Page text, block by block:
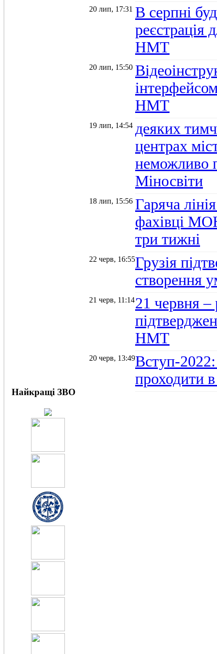
20 лип, 17:31 В серпні
реєстрація
НМТ
20 лип, 15:50
НМТ
19 лип, 14:54 деяких
центрах
неможливо
Міносвіти
18 лип, 15:56 Гаряча
фахівці
три тижні
22 черв, 16:55Грузія
створення
21 черв, 11:1421 червня –
НМТ
20 черв, 13:49Вступ-
проходити в
Найкращі ЗВО